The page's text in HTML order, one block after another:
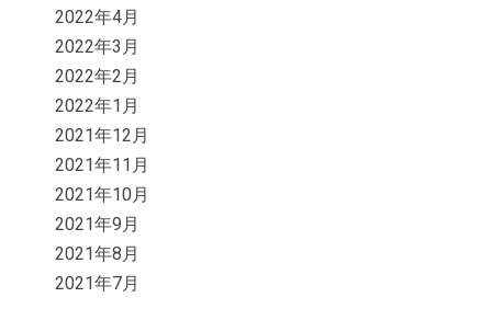
2022年4月
2022年3月
2022年2月
2022年1月
2021年12月
2021年11月
2021年10月
2021年9月
2021年8月
2021年7月